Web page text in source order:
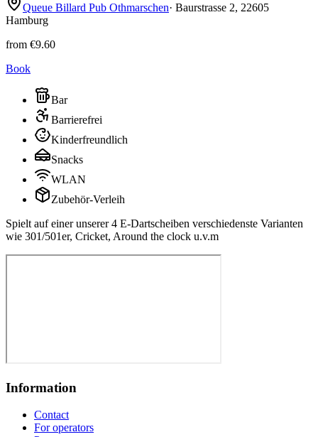
Queue Billard Pub Othmarschen· Baurstrasse 2, 22605
Hamburg
from €9.60
Book
Bar
Barrierefrei
Kinderfreundlich
Snacks
WLAN
Zubehör-Verleih
Spielt auf einer unserer 4 E-Dartscheiben verschiedenste Varianten
wie 301/501er, Cricket, Around the clock u.v.m
Information
Contact
For operators